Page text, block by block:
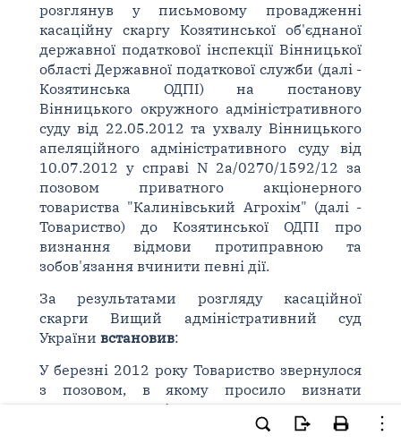
розглянув у письмовому провадженні
касаційну скаргу Козятинської об'єднаної
державної податкової інспекції Вінницької
області Державної податкової служби (далі -
Козятинська ОДПІ) на постанову
Вінницького окружного адміністративного
суду від 22.05.2012 та ухвалу Вінницького
апеляційного адміністративного суду від
10.07.2012 у справі N 2а/0270/1592/12 за
позовом приватного акціонерного
товариства "Калинівський Агрохім" (далі -
Товариство) до Козятинської ОДПІ про
визнання відмови протиправною та
зобов'язання вчинити певні дії.
За результатами розгляду касаційної
скарги Вищий адміністративний суд
України встановив:
У березні 2012 року Товариство звернулося
з позовом, в якому просило визнати
протиправною відмову Козятинської ОДПІ
підтвердити статус платника фіксованого